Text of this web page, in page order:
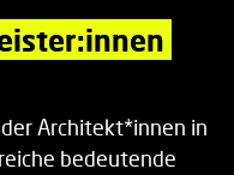
Architekt*innen in
bedeutende